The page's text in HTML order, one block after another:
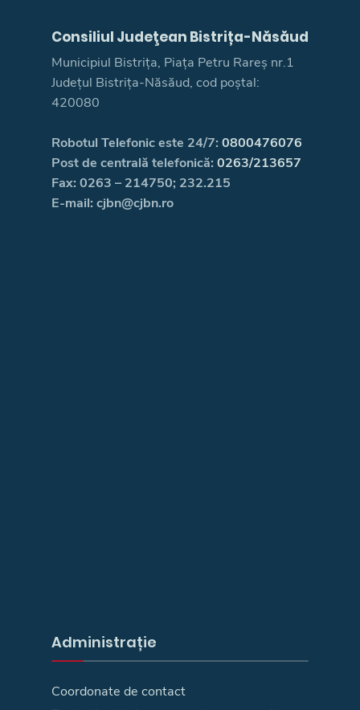
Consiliul Judeţean Bistrița-Năsăud
Municipiul Bistrița, Piața Petru Rareș nr.1
Județul Bistrița-Năsăud, cod poștal:
420080
Robotul Telefonic este 24/7: 0800476076
Post de centrală telefonică: 0263/213657
Fax: 0263 – 214750; 232.215
E-mail: cjbn@cjbn.ro
Administrație
Coordonate de contact